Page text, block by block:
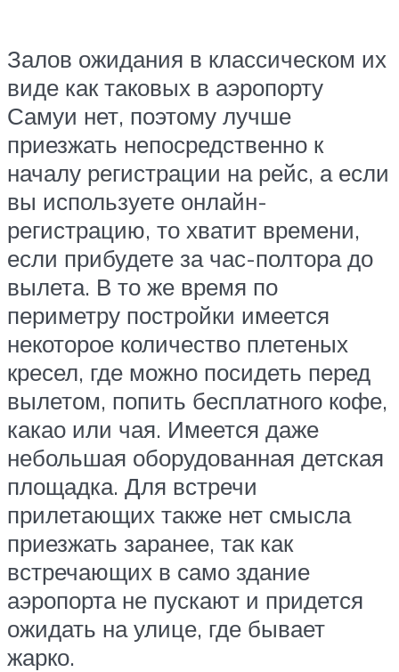
Залов ожидания в классическом их
виде как таковых в аэропорту
Самуи нет, поэтому лучше
приезжать непосредственно к
началу регистрации на рейс, а если
вы используете онлайн-
регистрацию, то хватит времени,
если прибудете за час-полтора до
вылета. В то же время по
периметру постройки имеется
некоторое количество плетеных
кресел, где можно посидеть перед
вылетом, попить бесплатного кофе,
какао или чая. Имеется даже
небольшая оборудованная детская
площадка. Для встречи
прилетающих также нет смысла
приезжать заранее, так как
встречающих в само здание
аэропорта не пускают и придется
ожидать на улице, где бывает
жарко.